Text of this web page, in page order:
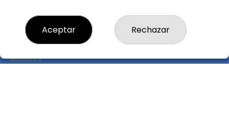
ADMINISTRACIÓN EL PELOTAZO
¿Quiénes somos?
Resultados
Aceptar Rechazar